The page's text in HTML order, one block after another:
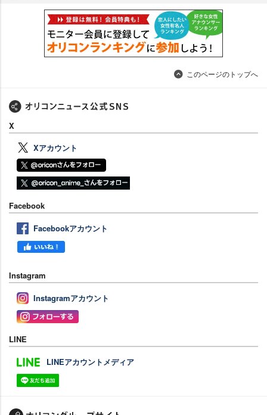
このページのトップへ
X
Xアカウント
Facebook
Facebookアカウント
Instagram
Instagramアカウント
LINE
LINEアカウントメディア